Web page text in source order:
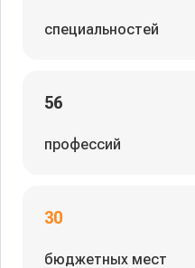
специальностей
56
профессий
30
бюджетных мест